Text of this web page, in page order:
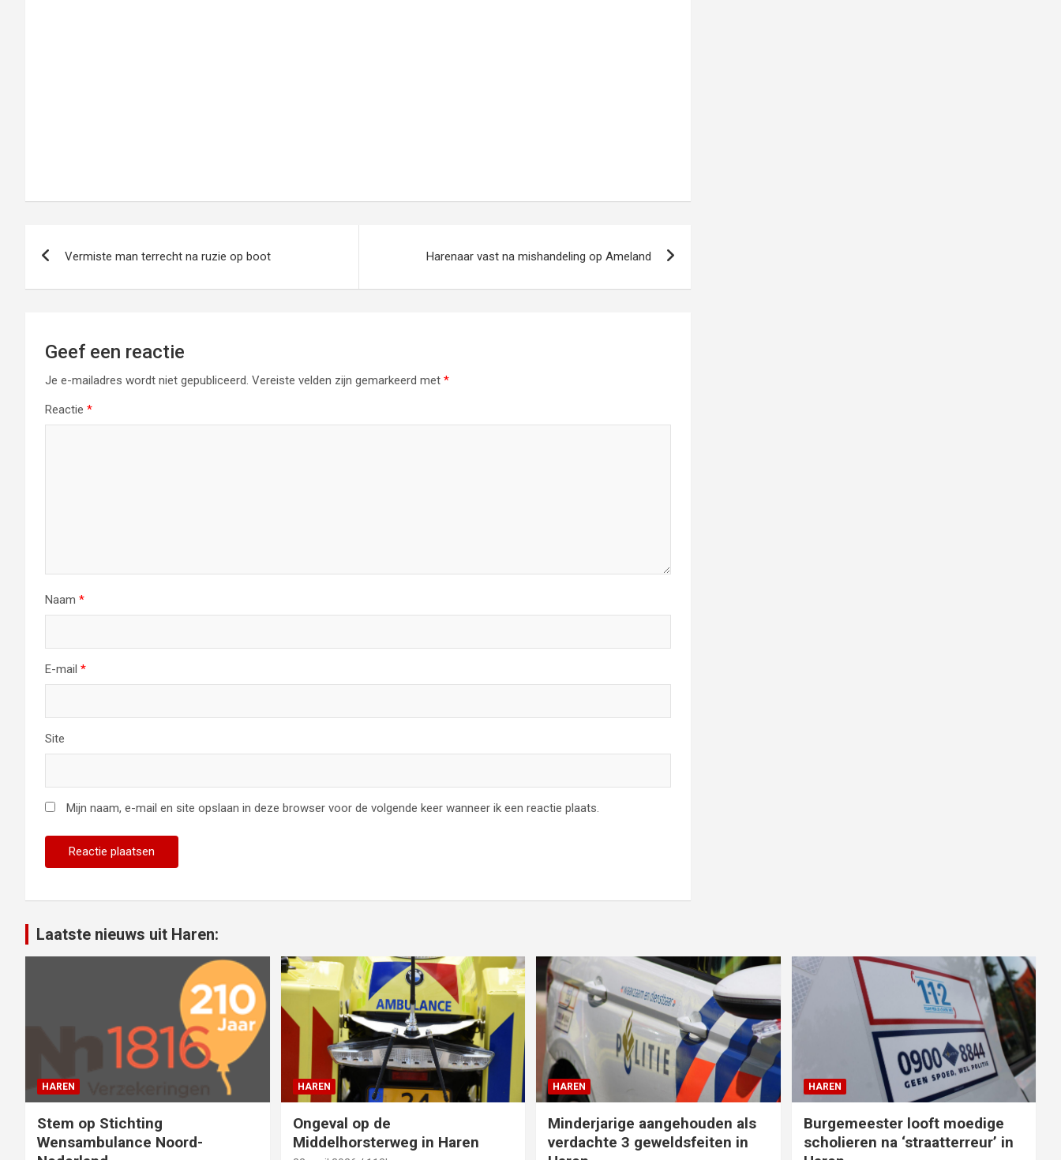
Vermiste man terrecht na ruzie op boot Harenaar vast na mishandeling op Ameland
Geef een reactie
Je e-mailadres wordt niet gepubliceerd. Vereiste velden zijn gemarkeerd met *
Reactie *
Naam *
E-mail *
Site
Mijn naam, e-mail en site opslaan in deze browser voor de volgende keer wanneer ik een reactie plaats.
Laatste nieuws uit Haren:
HAREN
Stem op Stichting
Wensambulance Noord-
HAREN
Ongeval op de
Middelhorsterweg in Haren
HAREN
Minderjarige aangehouden als
verdachte 3 geweldsfeiten in
HAREN
Burgemeester looft moedige
scholieren na ‘straatterreur’ in